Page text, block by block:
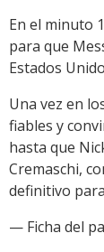
En el minuto
para que
Estados
Una vez en
fiables y
hasta que
Cremaschi,
definitivo
— Ficha del